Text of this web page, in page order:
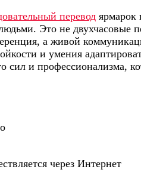
перевод ярмарок
Это не двухчасовые
а живой
и умения
сил и профессионализма,
через Интернет